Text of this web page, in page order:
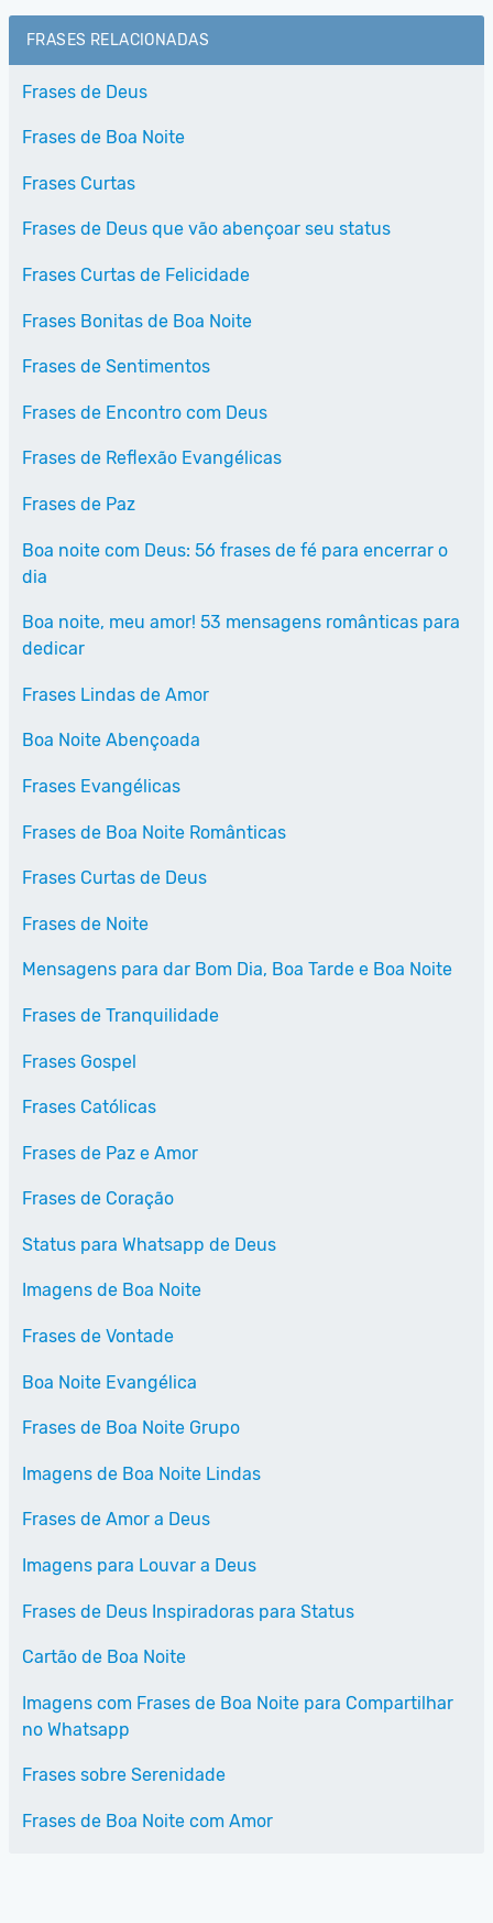
FRASES RELACIONADAS
Frases de Deus
Frases de Boa Noite
Frases Curtas
Frases de Deus que vão abençoar seu status
Frases Curtas de Felicidade
Frases Bonitas de Boa Noite
Frases de Sentimentos
Frases de Encontro com Deus
Frases de Reflexão Evangélicas
Frases de Paz
Boa noite com Deus: 56 frases de fé para encerrar o
dia
Boa noite, meu amor! 53 mensagens românticas para
dedicar
Frases Lindas de Amor
Boa Noite Abençoada
Frases Evangélicas
Frases de Boa Noite Românticas
Frases Curtas de Deus
Frases de Noite
Mensagens para dar Bom Dia, Boa Tarde e Boa Noite
Frases de Tranquilidade
Frases Gospel
Frases Católicas
Frases de Paz e Amor
Frases de Coração
Status para Whatsapp de Deus
Imagens de Boa Noite
Frases de Vontade
Boa Noite Evangélica
Frases de Boa Noite Grupo
Imagens de Boa Noite Lindas
Frases de Amor a Deus
Imagens para Louvar a Deus
Frases de Deus Inspiradoras para Status
Cartão de Boa Noite
Imagens com Frases de Boa Noite para Compartilhar
no Whatsapp
Frases sobre Serenidade
Frases de Boa Noite com Amor